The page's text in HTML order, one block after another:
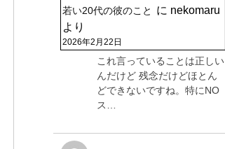
若い20代の彼のこと
に nekomaru
より
2026年2月22日
これ言っていることは正しい
んだけど 残念だけどほとん
どできないですね。特にNO
ス…